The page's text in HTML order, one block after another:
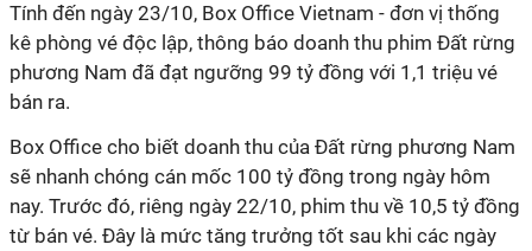
Tính đến ngày 23/10, Box Office Vietnam - đơn vị thống
kê phòng vé độc lập, thông báo doanh thu phim Đất rừng
phương Nam đã đạt ngưỡng 99 tỷ đồng với 1,1 triệu vé
bán ra.
Box Office cho biết doanh thu của Đất rừng phương Nam
sẽ nhanh chóng cán mốc 100 tỷ đồng trong ngày hôm
nay. Trước đó, riêng ngày 22/10, phim thu về 10,5 tỷ đồng
từ bán vé. Đây là mức tăng trưởng tốt sau khi các ngày